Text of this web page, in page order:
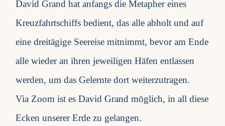
Mein Account
David Grand hat anfangs die Metapher eines
Kreuzfahrtschiffs bedient, das alle abholt und auf
eine dreitägige Seereise mitnimmt, bevor am Ende
alle wieder an ihren jeweiligen Häfen entlassen
werden, um das Gelernte dort weiterzutragen.
Via Zoom ist es David Grand möglich, in all diese
Ecken unserer Erde zu gelangen.